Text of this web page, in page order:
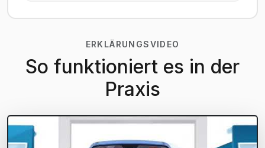
ERKLÄRUNGSVIDEO
So funktioniert es in der
Praxis